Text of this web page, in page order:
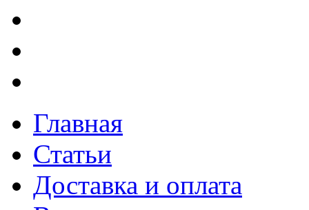
Главная
Статьи
Доставка и оплата